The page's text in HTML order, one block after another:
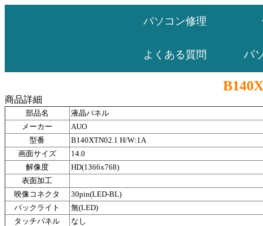
パソコン修理
よくある質問 パ
商品詳細
部品名
液晶パネル
メーカー
AUO
型番
B140XTN02.1 H/W:1A
画面サイズ
14.0
解像度
HD(1366x768)
表面加工
映像コネクタ
30pin(LED-BL)
バックライト
無(LED)
タッチパネル
なし